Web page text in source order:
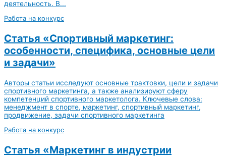
деятельность. В...
Работа на конкурс
Статья «Спортивный маркетинг:
особенности, специфика, основные цели
и задачи»
Авторы статьи исследуют основные трактовки, цели и задачи
спортивного маркетинга, а также анализируют сферу
компетенций спортивного маркетолога. Ключевые слова:
менеджмент в спорте, маркетинг, спортивный маркетинг,
продвижение, задачи спортивного маркетинга
Работа на конкурс
Статья «Маркетинг в индустрии